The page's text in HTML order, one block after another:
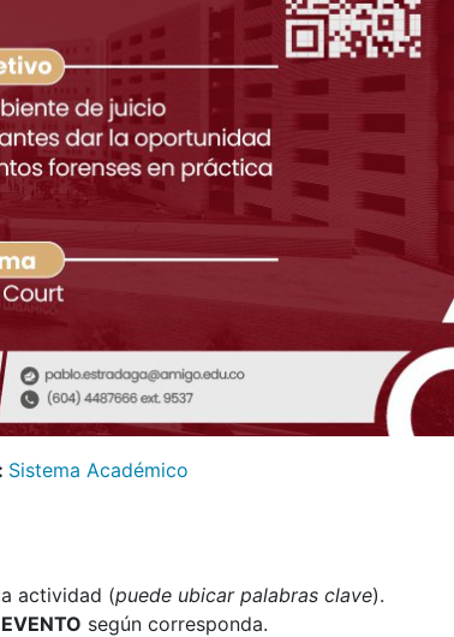
Sistema Académico
actividad (puede ubicar palabras clave).
según corresponda.